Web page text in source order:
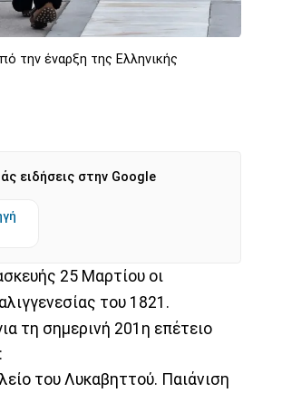
την έναρξη της Ελληνικής
ειδήσεις στην Google
25 Μαρτίου οι
του 1821.
τη σημερινή 201η επέτειο
του Λυκαβηττού. Παιάνιση